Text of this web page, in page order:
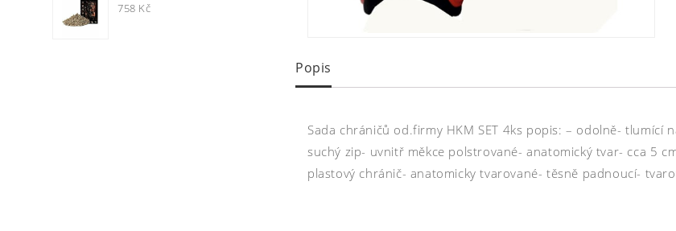
Popis
Sada chráničů od.firmy HKM SET 4ks popis: – odolně-
suchý zip- uvnitř měkce polstrované- anatomický tvar- cca 5
plastový chránič- anatomicky tvarované- těsně padnoucí-
758 Kč